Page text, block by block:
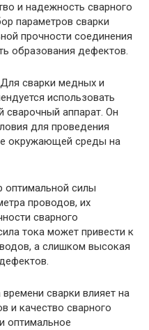
и надежность сварного
параметров сварки
прочности соединения
образования дефектов.
Для сварки медных и
использовать
сварочный аппарат. Он
для проведения
окружающей среды на
оптимальной силы
проводов, их
сварного
тока может привести к
а слишком высокая
времени сварки влияет на
и качество сварного
оптимальное